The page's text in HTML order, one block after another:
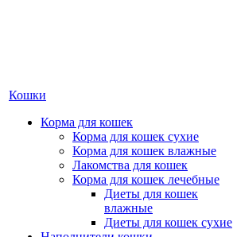
Кошки
Корма для кошек
Корма для кошек сухие
Корма для кошек влажные
Лакомства для кошек
Корма для кошек лечебные
Диеты для кошек
влажные
Диеты для кошек сухие